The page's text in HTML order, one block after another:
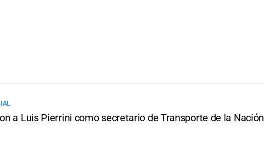
a Luis Pierrini como secretario de Transporte de la Nación